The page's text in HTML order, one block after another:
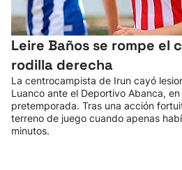
Leire Baños se rompe el
rodilla derecha
La centrocampista de Irun cayó
Luanco ante el Deportivo Abanca,
pretemporada. Tras una acción
terreno de juego cuando apenas
minutos.